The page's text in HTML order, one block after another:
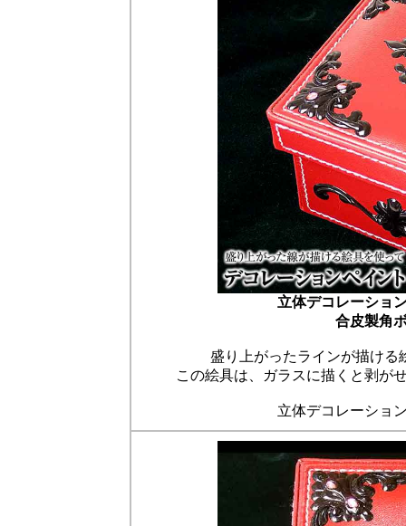
立体デコレーショ
合皮製角
盛り上がったラインが描ける
この絵具は、ガラスに描くと剥が
立体デコレーショ